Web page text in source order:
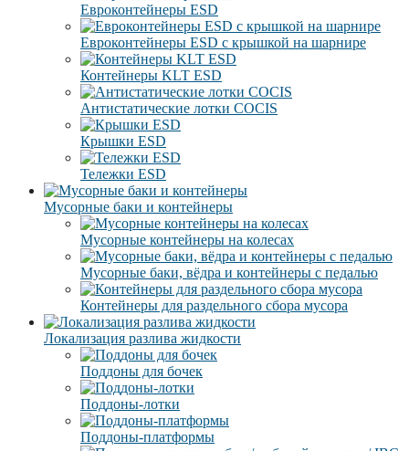
Eвроконтейнеры ЕSD
Евроконтейнеры ESD с крышкой на шарнире
Контейнеры KLT ESD
Антистатические лотки COCIS
Крышки ESD
Тележки ESD
Мусорные баки и контейнеры
Мусорные контейнеры на колесах
Мусорные баки, вёдра и контейнеры с педалью
Контейнеры для раздельного сбора мусора
Локализация разлива жидкости
Поддоны для бочек
Поддоны-лотки
Поддоны-платформы